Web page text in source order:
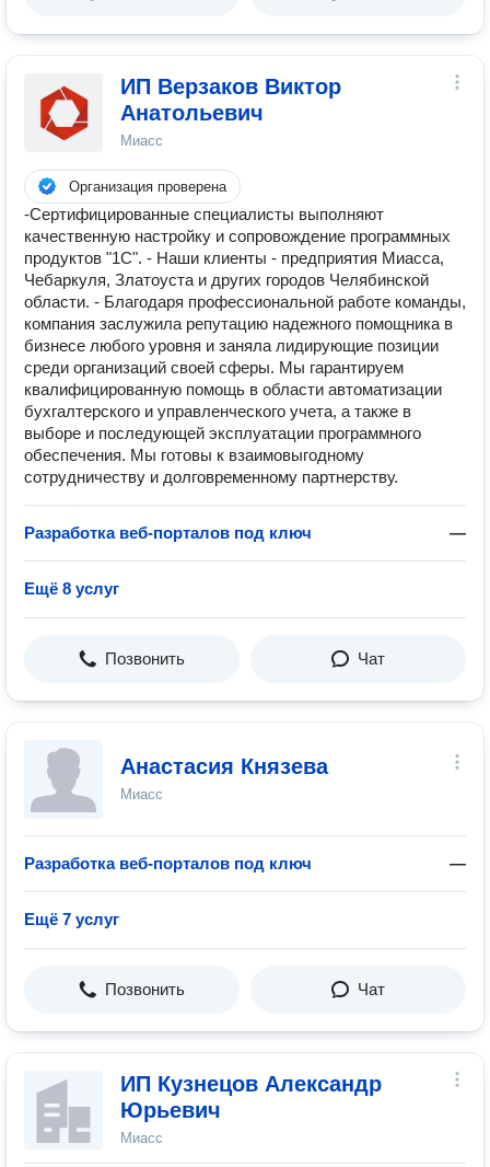
ИП Верзаков Виктор
Анатольевич
Миасс
Организация проверена
-Сертифицированные специалисты выполняют
качественную настройку и сопровождение программных
продуктов "1С". - Наши клиенты - предприятия Миасса,
Чебаркуля, Златоуста и других городов Челябинской
области. - Благодаря профессиональной работе команды,
компания заслужила репутацию надежного помощника в
бизнесе любого уровня и заняла лидирующие позиции
среди организаций своей сферы. Мы гарантируем
квалифицированную помощь в области автоматизации
бухгалтерского и управленческого учета, а также в
выборе и последующей эксплуатации программного
обеспечения. Мы готовы к взаимовыгодному
сотрудничеству и долговременному партнерству.
Разработка веб-порталов под ключ —
Ещё 8 услуг
Позвонить Чат
Анастасия Князева
Миасс
Разработка веб-порталов под ключ —
Ещё 7 услуг
Позвонить Чат
ИП Кузнецов Александр
Юрьевич
Миасс